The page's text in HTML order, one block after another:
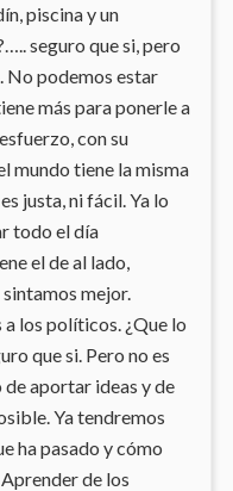
piscina y un
seguro que si, pero
No podemos estar
más para ponerle a
con su
mundo tiene la misma
justa, ni fácil. Ya lo
todo el día
el de al lado,
mejor.
los políticos. ¿Que lo
que si. Pero no es
aportar ideas y de
Ya tendremos
ha pasado y cómo
de los